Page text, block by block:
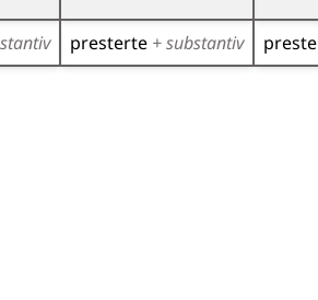
presterte + substantiv